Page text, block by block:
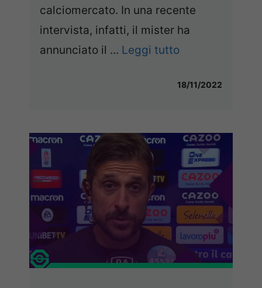
calciomercato. In una recente
intervista, infatti, il mister ha
annunciato il ... Leggi tutto
18/11/2022